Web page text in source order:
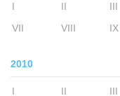
I II III
VII
VIII IX
2010
I II III